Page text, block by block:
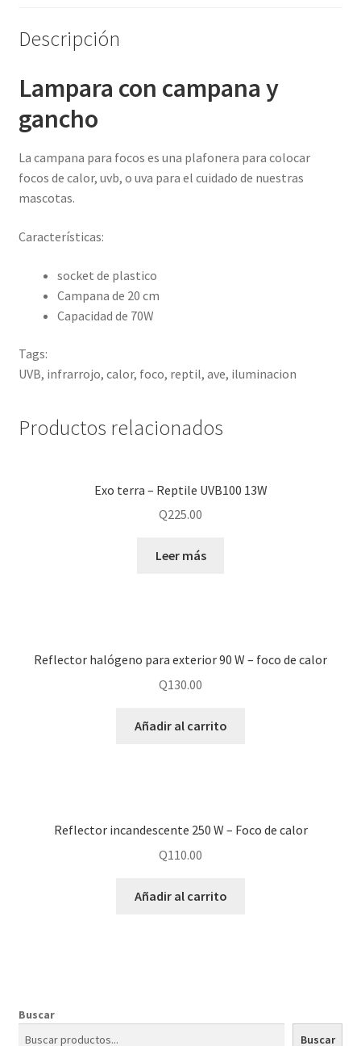
Descripción
Lampara con campana y
gancho
La campana para focos es una plafonera para colocar
focos de calor, uvb, o uva para el cuidado de nuestras
mascotas.
Características:
socket de plastico
Campana de 20 cm
Capacidad de 70W
Tags:
UVB, infrarrojo, calor, foco, reptil, ave, iluminacion
Productos relacionados
Exo terra – Reptile UVB100 13W
Q225.00
Leer más
Reflector halógeno para exterior 90 W – foco de calor
Q130.00
Añadir al carrito
Reflector incandescente 250 W – Foco de calor
Q110.00
Añadir al carrito
Buscar
Buscar